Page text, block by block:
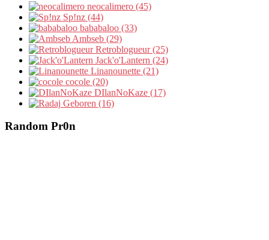
neocalimero (45)
Sp!nz (44)
bababaloo (33)
Ambseb (29)
Retroblogueur (25)
Jack'o'Lantern (24)
Linanounette (21)
cocole (20)
DIlanNoKaze (17)
Geboren (16)
Random Pr0n